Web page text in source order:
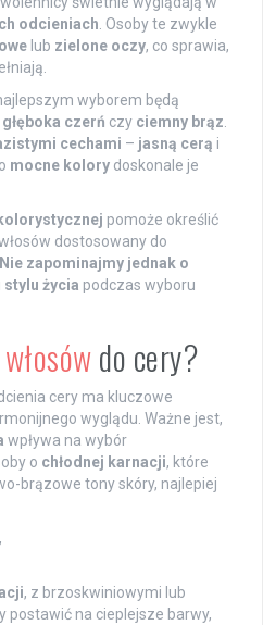
odcieniach . Osoby te zwykle
lub zielone oczy, co sprawia,
wyborem będą
głęboka czerń czy ciemny brąz
cechami – jasną cerą i
mocne kolory doskonale je
pomoże określić
dostosowany do
Nie zapominajmy jednak o
stylu życia podczas wyboru
do cery?
cery ma kluczowe
wyglądu. Ważne jest,
wpływa na wybór
o chłodnej karnacji, które
brązowe tony skóry, najlepiej
,
, z brzoskwiniowymi lub
postawić na cieplejsze barwy,